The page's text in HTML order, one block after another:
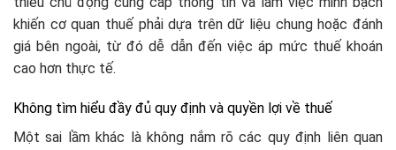
khiến cơ quan thuế phải dựa trên dữ liệu chung hoặc đánh
giá bên ngoài, từ đó dễ dẫn đến việc áp mức thuế khoán
cao hơn thực tế.
Không tìm hiểu đầy đủ quy định và quyền lợi về thuế
Một sai lầm khác là không nắm rõ các quy định liên quan